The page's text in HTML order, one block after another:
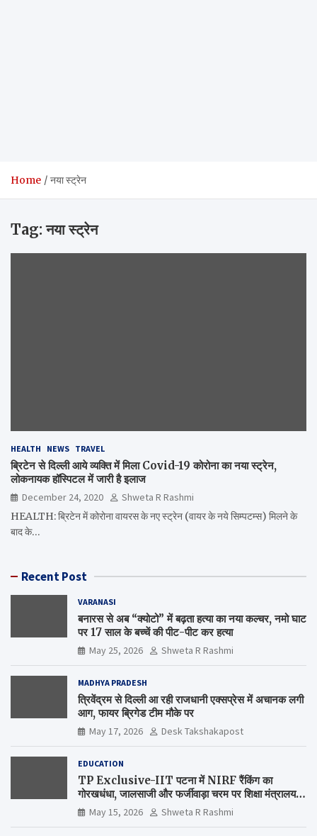
Home नया स्ट्रेन
Tag:नया स्ट्रेन
HEALTH NEWS TRAVEL
ब्रिटेन से दिल्ली आये व्यक्ति में मिला Covid-19 कोरोना का नया स्ट्रेन,
लोकनायक हॉस्पिटल में जारी है इलाज
December 24, 2020
Shweta R Rashmi
HEALTH: ब्रिटेन में कोरोना वायरस के नए स्ट्रेन (वायर के नये सिम्पटम्स) मिलने के
बाद के…
Recent Post
VARANASI
बनारस से अब “क्योटो” में बढ़ता हत्या का नया कल्चर, नमो घाट
पर 17 साल के बच्चें की पीट-पीट कर हत्या
May 25, 2026 Shweta R Rashmi
MADHYA PRADESH
त्रिवेंद्रम से दिल्ली आ रही राजधानी एक्सप्रेस में अचानक लगी
आग, फायर ब्रिगेड टीम मौके पर
May 17, 2026 Desk Takshakapost
EDUCATION
TP Exclusive-IIT पटना में NIRF रैंकिंग का
गोरखधंधा, जालसाजी और फर्जीवाड़ा चरम पर शिक्षा मंत्रालय
कब जागेगा ?
May 15, 2026 Shweta R Rashmi